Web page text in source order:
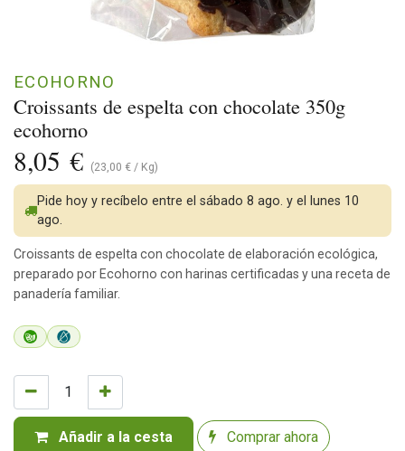
Croissants de espelta con chocolate 350g
ecohorno
ECOHORNO
8,05 € (23,00 € / Kg)
Añadir a la cesta Comprar ahora
Pide hoy y recíbelo entre el sábado 8 ago. y el lunes 10
ago.
Croissants de espelta con chocolate de elaboración ecológica,
preparado por Ecohorno con harinas certificadas y una receta de
panadería familiar.